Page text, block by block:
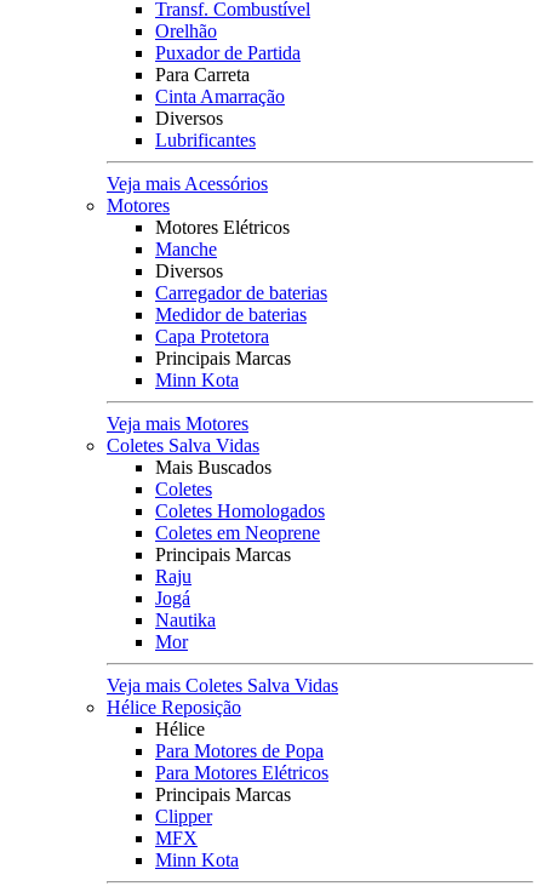
Transf. Combustível
Orelhão
Puxador de Partida
Para Carreta
Cinta Amarração
Diversos
Lubrificantes
Veja mais Acessórios
Motores
Motores Elétricos
Manche
Diversos
Carregador de baterias
Medidor de baterias
Capa Protetora
Principais Marcas
Minn Kota
Veja mais Motores
Coletes Salva Vidas
Mais Buscados
Coletes
Coletes Homologados
Coletes em Neoprene
Principais Marcas
Raju
Jogá
Nautika
Mor
Veja mais Coletes Salva Vidas
Hélice Reposição
Hélice
Para Motores de Popa
Para Motores Elétricos
Principais Marcas
Clipper
MFX
Minn Kota